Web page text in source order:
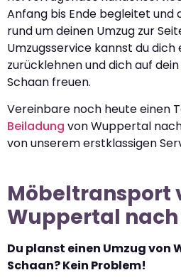
Anfang bis Ende begleitet und
rund um deinen Umzug zur
Umzugsservice kannst du
zurücklehnen und dich auf
Schaan freuen.
Vereinbare noch heute einen
Beiladung von Wuppertal
von unserem erstklassigen
Möbeltransport
Wuppertal nach
Du planst einen Umzug von
Schaan? Kein Problem!